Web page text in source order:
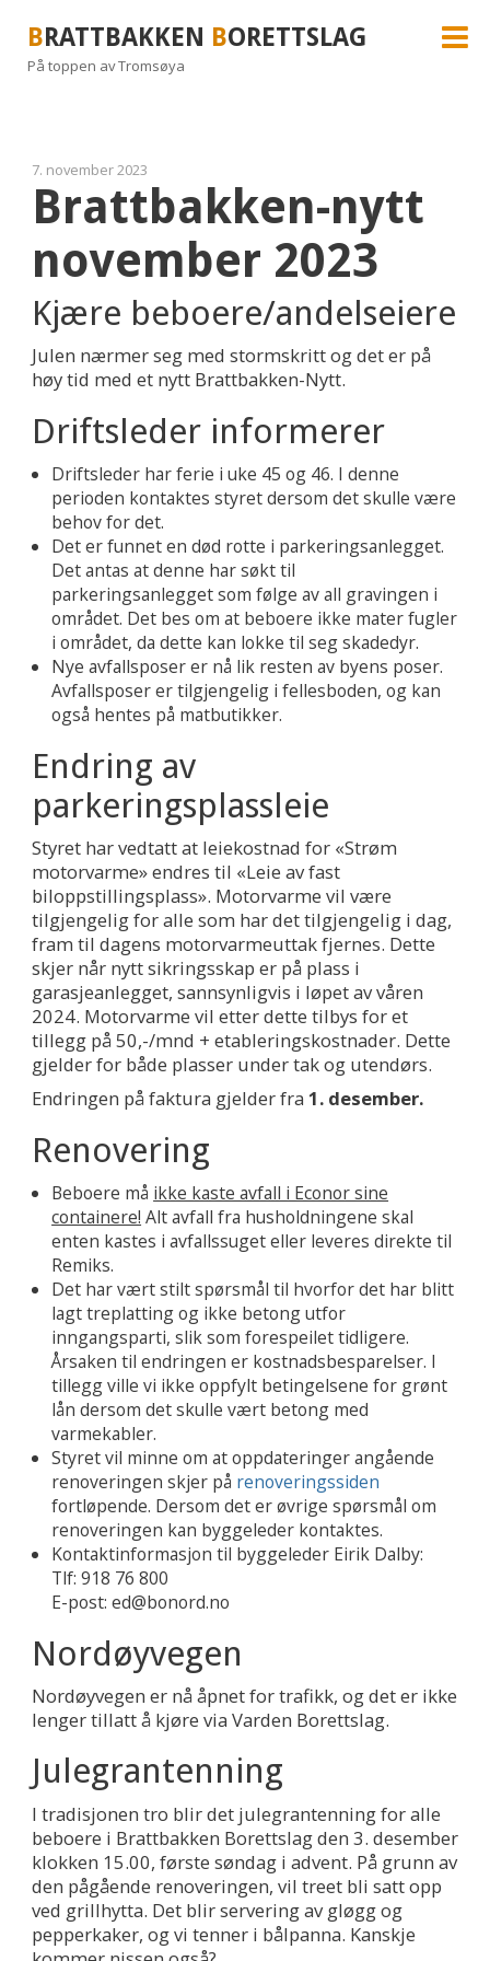
BRATTBAKKEN BORETTSLAG
På toppen av Tromsøya
7. november 2023
Brattbakken-nytt
november 2023
Kjære beboere/andelseiere
Julen nærmer seg med stormskritt og det er på
høy tid med et nytt Brattbakken-Nytt.
Driftsleder informerer
Driftsleder har ferie i uke 45 og 46. I denne
perioden kontaktes styret dersom det skulle være
behov for det.
Det er funnet en død rotte i parkeringsanlegget.
Det antas at denne har søkt til
parkeringsanlegget som følge av all gravingen i
området. Det bes om at beboere ikke mater fugler
i området, da dette kan lokke til seg skadedyr.
Nye avfallsposer er nå lik resten av byens poser.
Avfallsposer er tilgjengelig i fellesboden, og kan
også hentes på matbutikker.
Endring av
parkeringsplassleie
Styret har vedtatt at leiekostnad for «Strøm
motorvarme» endres til «Leie av fast
biloppstillingsplass». Motorvarme vil være
tilgjengelig for alle som har det tilgjengelig i dag,
fram til dagens motorvarmeuttak fjernes. Dette
skjer når nytt sikringsskap er på plass i
garasjeanlegget, sannsynligvis i løpet av våren
2024. Motorvarme vil etter dette tilbys for et
tillegg på 50,-/mnd + etableringskostnader. Dette
gjelder for både plasser under tak og utendørs.
Endringen på faktura gjelder fra 1. desember.
Renovering
Beboere må ikke kaste avfall i Econor sine
containere! Alt avfall fra husholdningene skal
enten kastes i avfallssuget eller leveres direkte til
Remiks.
Det har vært stilt spørsmål til hvorfor det har blitt
lagt treplatting og ikke betong utfor
inngangsparti, slik som forespeilet tidligere.
Årsaken til endringen er kostnadsbesparelser. I
tillegg ville vi ikke oppfylt betingelsene for grønt
lån dersom det skulle vært betong med
varmekabler.
Styret vil minne om at oppdateringer angående
renoveringen skjer på renoveringssiden
fortløpende. Dersom det er øvrige spørsmål om
renoveringen kan byggeleder kontaktes.
Kontaktinformasjon til byggeleder Eirik Dalby:
Tlf: 918 76 800
E-post: ed@bonord.no
Nordøyvegen
Nordøyvegen er nå åpnet for trafikk, og det er ikke
lenger tillatt å kjøre via Varden Borettslag.
Julegrantenning
I tradisjonen tro blir det julegrantenning for alle
beboere i Brattbakken Borettslag den 3. desember
klokken 15.00, første søndag i advent. På grunn av
den pågående renoveringen, vil treet bli satt opp
ved grillhytta. Det blir servering av gløgg og
pepperkaker, og vi tenner i bålpanna. Kanskje